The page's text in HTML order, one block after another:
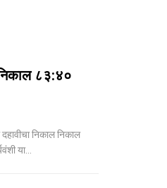
निकाल ८३:४०
निकाल निकाल
या…